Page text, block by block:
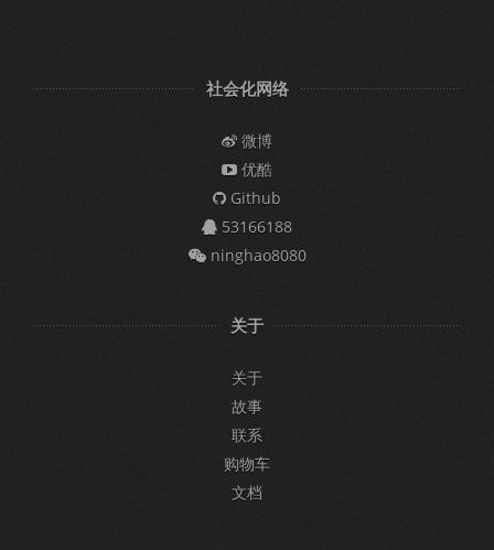
社会化网络
微博
优酷
Github
53166188
ninghao8080
关于
关于
故事
联系
购物车
文档